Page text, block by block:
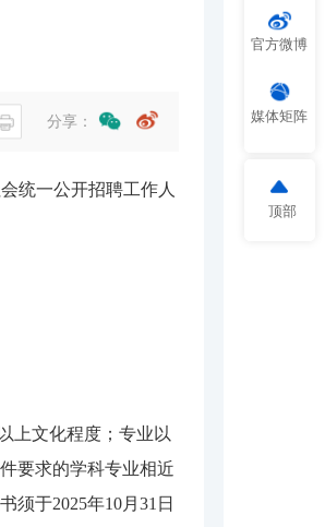
官方微博
媒体矩阵
顶部
分享：
统一公开招聘工作人
上文化程度；专业以
要求的学科专业相近
须于2025年10月31日